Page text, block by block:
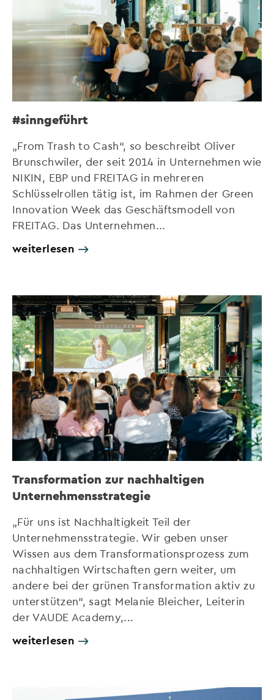
#sinngeführt
„From Trash to Cash“, so beschreibt Oliver
Brunschwiler, der seit 2014 in Unternehmen wie
NIKIN, EBP und FREITAG in mehreren
Schlüsselrollen tätig ist, im Rahmen der Green
Innovation Week das Geschäftsmodell von
FREITAG. Das Unternehmen...
weiterlesen
Transformation zur nachhaltigen
Unternehmensstrategie
„Für uns ist Nachhaltigkeit Teil der
Unternehmensstrategie. Wir geben unser
Wissen aus dem Transformationsprozess zum
nachhaltigen Wirtschaften gern weiter, um
andere bei der grünen Transformation aktiv zu
unterstützen“, sagt Melanie Bleicher, Leiterin
der VAUDE Academy,...
weiterlesen